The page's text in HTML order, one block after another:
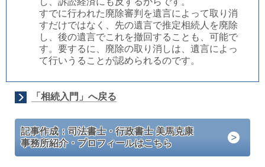
すでに行われた廃除審判を遺言によって取り消
すだけではなく、先の遺言で推定相続人を廃除
し、後の遺言でこれを撤回することも、可能で
す。要するに、廃除の取り消しは、遺言によっ
て行いうることが認められるのです。
「相続入門」へ戻る
記事作成：司法書士・行政書士 美馬克康
事務所紹介・プロフィールはこちら